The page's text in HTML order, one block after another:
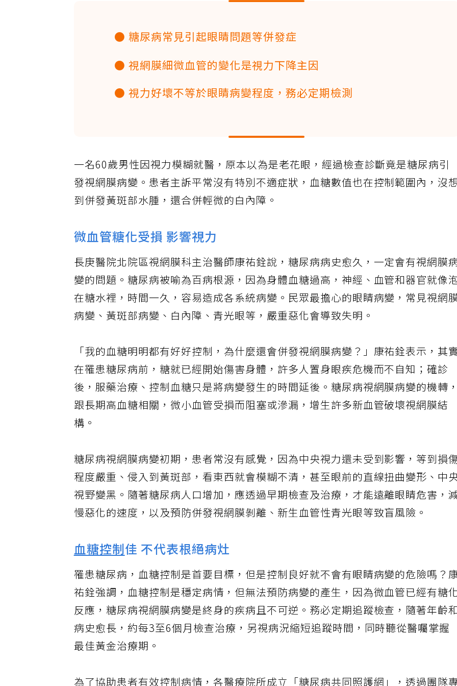
● 糖尿病常見引起眼睛問題等併發症
● 視網膜細微血管的變化是視力下降主因
● 視力好壞不等於眼睛病變程度，務必定期檢測
一名60歲男性因視力模糊就醫，原本以為是老花眼，經過檢查診斷竟是糖尿病引
發視網膜病變。患者主訴平常沒有特別不適症狀，血糖數值也在控制範圍內，沒
到併發黃斑部水腫，還合併輕微的白內障。
微血管糖化受損 影響視力
長庚醫院北院區視網膜科主治醫師康祐銓說，糖尿病病史愈久，一定會有視網膜
變的問題。糖尿病被喻為百病根源，因為身體血糖過高，神經、血管和器官就像
在糖水裡，時間一久，容易造成各系統病變。民眾最擔心的眼睛病變，常見視網
病變、黃斑部病變、白內障、青光眼等，嚴重惡化會導致失明。
「我的血糖明明都有好好控制，為什麼還會併發視網膜病變？」康祐銓表示，其
在罹患糖尿病前，糖就已經開始傷害身體，許多人置身眼疾危機而不自知；確診
後，服藥治療、控制血糖只是將病變發生的時間延後。糖尿病視網膜病變的機轉
跟長期高血糖相關，微小血管受損而阻塞或滲漏，增生許多新血管破壞視網膜結
構。
糖尿病視網膜病變初期，患者常沒有感覺，因為中央視力還未受到影響，等到損
程度嚴重、侵入到黃斑部，看東西就會模糊不清，甚至眼前的直線扭曲變形、中
視野變黑。隨著糖尿病人口增加，應透過早期檢查及治療，才能遠離眼睛危害，
慢惡化的速度，以及預防併發視網膜剝離、新生血管性青光眼等致盲風險。
血糖控制佳 不代表根絕病灶
罹患糖尿病，血糖控制是首要目標，但是控制良好就不會有眼睛病變的危險嗎？
祐銓強調，血糖控制是穩定病情，但無法預防病變的產生，因為微血管已經有糖
反應，糖尿病視網膜病變是終身的疾病且不可逆。務必定期追蹤檢查，隨著年齡
病史愈長，約每3至6個月檢查治療，另視病況縮短追蹤時間，同時聽從醫囑掌握
最佳黃金治療期。